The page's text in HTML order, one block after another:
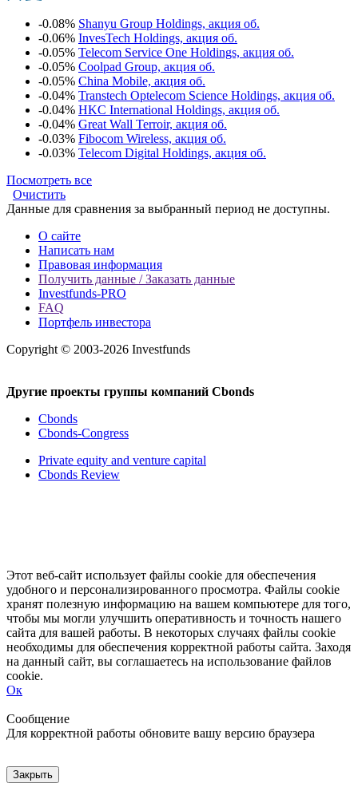
-0.08% Shanyu Group Holdings, акция об.
-0.06% InvesTech Holdings, акция об.
-0.05% Telecom Service One Holdings, акция об.
-0.05% Coolpad Group, акция об.
-0.05% China Mobile, акция об.
-0.04% Transtech Optelecom Science Holdings, акция об.
-0.04% HKC International Holdings, акция об.
-0.04% Great Wall Terroir, акция об.
-0.03% Fibocom Wireless, акция об.
-0.03% Telecom Digital Holdings, акция об.
Посмотреть все
Очистить
Данные для сравнения за выбранный период не доступны.
О сайте
Написать нам
Правовая информация
Получить данные / Заказать данные
Investfunds-PRO
FAQ
Портфель инвестора
Copyright © 2003-2026 Investfunds
Другие проекты группы компаний Cbonds
Cbonds
Cbonds-Congress
Private equity and venture capital
Cbonds Review
Этот веб-сайт использует файлы cookie для обеспечения
удобного и персонализированного просмотра. Файлы cookie
хранят полезную информацию на вашем компьютере для того,
чтобы мы могли улучшить оперативность и точность нашего
сайта для вашей работы. В некоторых случаях файлы cookie
необходимы для обеспечения корректной работы сайта. Заходя
на данный сайт, вы соглашаетесь на использование файлов
cookie.
Ок
Сообщение
Для корректной работы обновите вашу версию браузера
Закрыть